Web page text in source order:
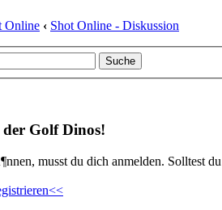
Online ‹ Shot Online - Diskussion
Golf Dinos!
musst du dich anmelden. Solltest